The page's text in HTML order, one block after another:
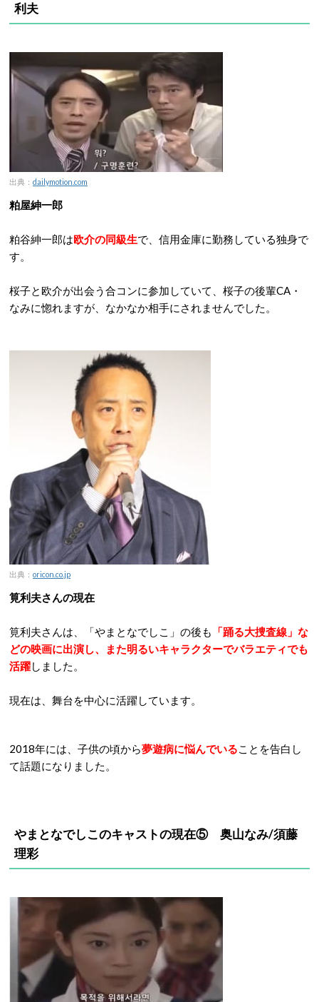
利夫
出典： dailymotion.com
粕屋紳一郎
粕谷紳一郎は欧介の同級生で、信用金庫に勤務している独身で
す。
桜子と欧介が出会う合コンに参加していて、桜子の後輩CA・
なみに惚れますが、なかなか相手にされませんでした。
出典： oricon.co.jp
筧利夫さんの現在
筧利夫さんは、「やまとなでしこ」の後も
「踊る大捜査線」な
どの映画に出演し、また明るいキャラクターでバラエティでも
活躍しました。
現在は、舞台を中心に活躍しています。
2018年には、子供の頃から夢遊病に悩んでいることを告白し
て話題になりました。
やまとなでしこのキャストの現在⑤ 奥山なみ/須藤
理彩